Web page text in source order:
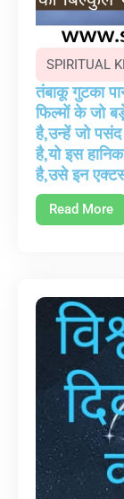
SPIRITUAL
तंबाकू गुटका
फिल्मों के जो
है,उन्हें जो
है,यो इस
है,उसे इन
Read More